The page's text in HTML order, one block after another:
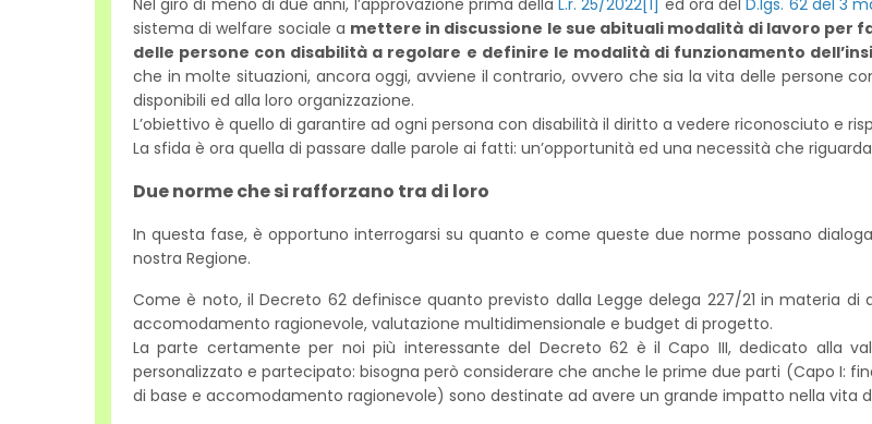
sistema di welfare sociale a mettere in discussione le sue abituali modalità di lavoro per
delle persone con disabilità a regolare e definire le modalità di funzionamento
che in molte situazioni, ancora oggi, avviene il contrario, ovvero che sia la vita delle persone
disponibili ed alla loro organizzazione.
L’obiettivo è quello di garantire ad ogni persona con disabilità il diritto a vedere riconosciuto e
La sfida è ora quella di passare dalle parole ai fatti: un’opportunità ed una necessità che
Due norme che si rafforzano tra di loro
In questa fase, è opportuno interrogarsi su quanto e come queste due norme possano
nostra Regione.
Come è noto, il Decreto 62 definisce quanto previsto dalla Legge delega 227/21 in materia di
accomodamento ragionevole, valutazione multidimensionale e budget di progetto.
La parte certamente per noi più interessante del Decreto 62 è il Capo III, dedicato alla
personalizzato e partecipato: bisogna però considerare che anche le prime due parti (Capo I:
di base e accomodamento ragionevole) sono destinate ad avere un grande impatto nella vita